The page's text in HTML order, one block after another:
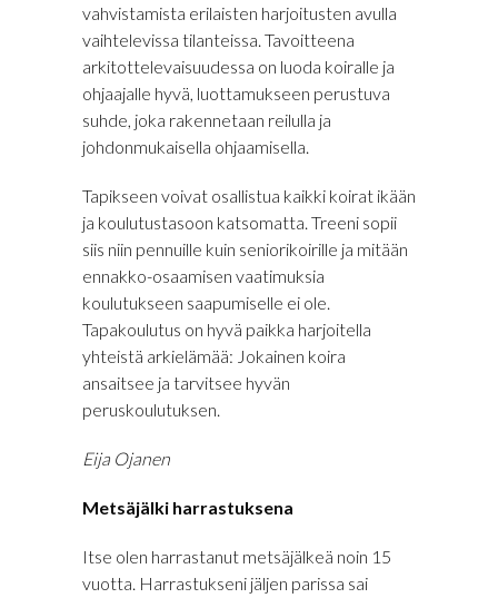
vahvistamista erilaisten harjoitusten avulla
vaihtelevissa tilanteissa. Tavoitteena
arkitottelevaisuudessa on luoda koiralle ja
ohjaajalle hyvä, luottamukseen perustuva
suhde, joka rakennetaan reilulla ja
johdonmukaisella ohjaamisella.
Tapikseen voivat osallistua kaikki koirat ikään
ja koulutustasoon katsomatta. Treeni sopii
siis niin pennuille kuin seniorikoirille ja mitään
ennakko-osaamisen vaatimuksia
koulutukseen saapumiselle ei ole.
Tapakoulutus on hyvä paikka harjoitella
yhteistä arkielämää: Jokainen koira
ansaitsee ja tarvitsee hyvän
peruskoulutuksen.
Eija Ojanen
Metsäjälki harrastuksena
Itse olen harrastanut metsäjälkeä noin 15
vuotta. Harrastukseni jäljen parissa sai